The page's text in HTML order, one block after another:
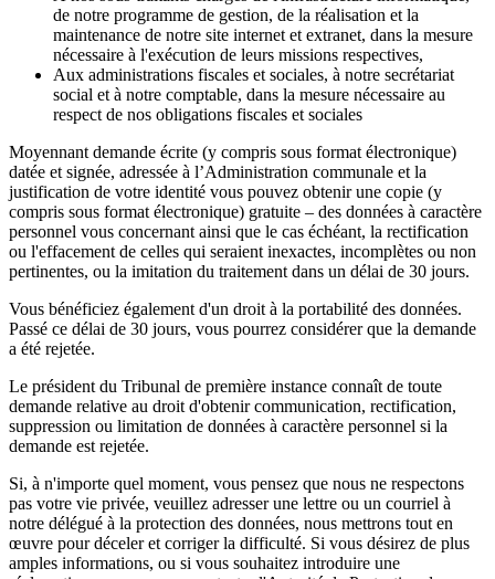
de notre programme de gestion, de la réalisation et la
maintenance de notre site internet et extranet, dans la mesure
nécessaire à l'exécution de leurs missions respectives,
Aux administrations fiscales et sociales, à notre secrétariat
social et à notre comptable, dans la mesure nécessaire au
respect de nos obligations fiscales et sociales
Moyennant demande écrite (y compris sous format électronique)
datée et signée, adressée à l’Administration communale et la
justification de votre identité vous pouvez obtenir une copie (y
compris sous format électronique) gratuite – des données à caractère
personnel vous concernant ainsi que le cas échéant, la rectification
ou l'effacement de celles qui seraient inexactes, incomplètes ou non
pertinentes, ou la imitation du traitement dans un délai de 30 jours.
Vous bénéficiez également d'un droit à la portabilité des données.
Passé ce délai de 30 jours, vous pourrez considérer que la demande
a été rejetée.
Le président du Tribunal de première instance connaît de toute
demande relative au droit d'obtenir communication, rectification,
suppression ou limitation de données à caractère personnel si la
demande est rejetée.
Si, à n'importe quel moment, vous pensez que nous ne respectons
pas votre vie privée, veuillez adresser une lettre ou un courriel à
notre délégué à la protection des données, nous mettrons tout en
œuvre pour déceler et corriger la difficulté. Si vous désirez de plus
amples informations, ou si vous souhaitez introduire une